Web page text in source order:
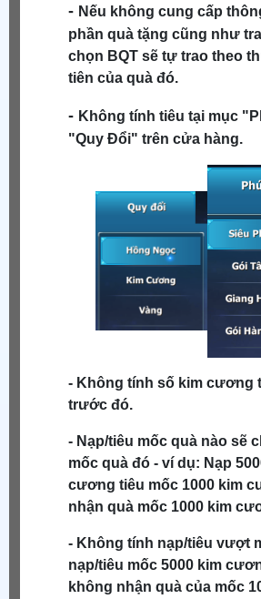
- Nếu không cung cấp
phần quà tặng cũng như
chọn BQT sẽ tự trao theo
tiên của quà đó.
- Không tính tiêu tại mục
"Quy Đổi" trên cửa hàng.
- Không tính số kim cương
trước đó.
- Nạp/tiêu mốc quà nào sẽ
mốc quà đó - ví dụ: Nạp
cương tiêu mốc 1000 kim
nhận quà mốc 1000 kim
- Không tính nạp/tiêu vượt
nạp/tiêu mốc 5000 kim
không nhận quà của mốc